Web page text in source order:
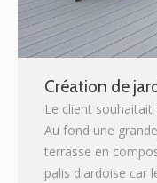
Création de
Le client
Au fond une
terrasse en
palis d'ardoise car